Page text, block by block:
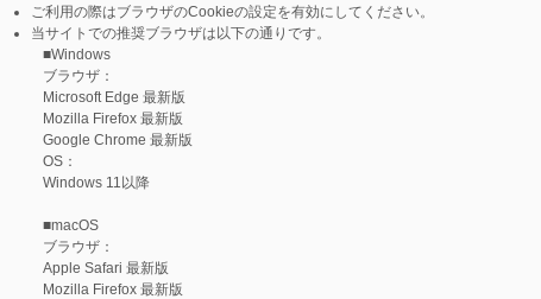
ご利用の際はブラウザのCookieの設定を有効にしてください。
当サイトでの推奨ブラウザは以下の通りです。
■Windows
ブラウザ：
Microsoft Edge 最新版
Mozilla Firefox 最新版
Google Chrome 最新版
OS：
Windows 11以降
■macOS
ブラウザ：
Apple Safari 最新版
Mozilla Firefox 最新版